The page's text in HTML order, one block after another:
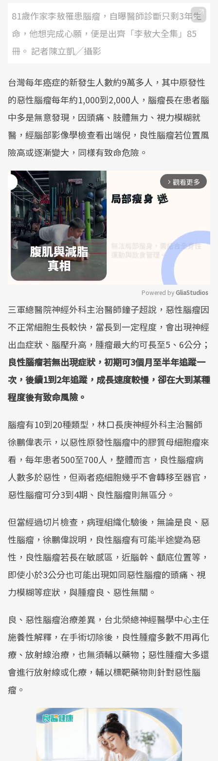
81歲作家李敖罹患腦瘤，自曝醫師診斷只剩3年生
命，他想完成心願，便是出齊「李敖大全集」85
冊。 記者陳立凱╱攝影
台灣每年癌症的新發生人數約9萬多人，其中原發性
的惡性腦瘤每年約1,000到2,000人，腦瘤長在患者腦
中多是無意發現，因頭痛、肢體無力、視力模糊就
醫，經腦部影像學檢查看出端倪，良性腦瘤若位置風
險高或逐漸變大，同樣有致命危險。
arrow_forward_ios 觀看更多
Mute
Powered by GliaStudios
三軍總醫院神經外科主治醫師鐘子超說，惡性腦瘤因
不正常細胞生長較快，當長到一定程度，會出現神經
出血症狀、腦壓升高，腫瘤最大約可長至5、6公分；
良性腦瘤若無出現症狀，初期可3個月至半年追蹤一
次，後續1到2年追蹤，成長速度較慢，卻在大到某種
程度後有致命風險。
腦瘤有10到20種類型，林口長庚神經外科主治醫師
徐鵬偉表示，以惡性原發性腦瘤中的膠質母細胞瘤來
看，每年患者500至700人，整體而言，良性腦瘤病
人數多於惡性，但兩者癌細胞幾乎不會轉移至器官，
惡性腦瘤可分3到4期、良性腦瘤則無區分。
但當經過切片檢查，病理組織化驗後，無論是良、惡
性腦瘤，徐鵬偉說明，良性腦瘤有可能半途變為惡
性，良性腦瘤若長在敏感區，近腦幹、顱底位置等，
即使小於3公分也可能出現如同惡性腦瘤的頭痛、視
力模糊等症狀，與腫瘤良、惡性無關。
良、惡性腦瘤治療差異，台北榮總神經醫學中心主任
施養性解釋，在手術切除後，良性腫瘤多數不用再化
療、放射線治療，也無須輔以藥物；惡性腫瘤大多還
會進行放射線或化療，輔以標靶藥物則針對惡性腦
瘤。